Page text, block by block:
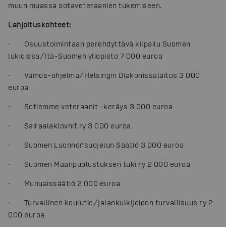
muun muassa sotaveteraanien tukemiseen.
Lahjoituskohteet:
· Osuustoimintaan perehdyttävä kilpailu Suomen
lukioissa/Itä-Suomen yliopisto 7 000 euroa
· Vamos-ohjelma/Helsingin Diakonissalaitos 3 000
euroa
· Sotiemme veteraanit -keräys 3 000 euroa
· Sairaalaklovnit ry 3 000 euroa
· Suomen Luonnonsuojelun Säätiö 3 000 euroa
· Suomen Maanpuolustuksen tuki ry 2 000 euroa
· Munuaissäätiö 2 000 euroa
· Turvallinen koulutie/jalankulkijoiden turvallisuus ry 2
000 euroa